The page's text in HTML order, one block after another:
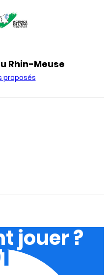
Rhin-Meuse
proposés
jouer ?